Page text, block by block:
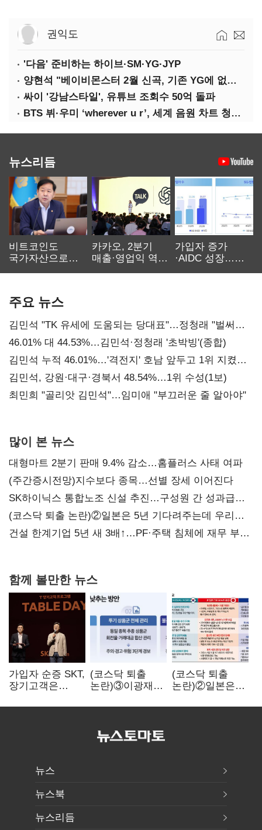
권익도
'다음' 준비하는 하이브·SM·YG·JYP
양현석 "베이비몬스터 2월 신곡, 기존 YG에 없던 노래"
싸이 '강남스타일', 유튜브 조회수 50억 돌파
BTS 뷔·우미 ‘wherever u r’, 세계 음원 차트 청신호
뉴스리듬
비트코인도
국가자산으로…'
카카오, 2분기
매출·영업익 역대
가입자 증가
·AIDC 성장…
주요 뉴스
김민석 "TK 유세에 도움되는 당대표"…정청래 "벌써
대표된 양 당직 배분"
46.01% 대 44.53%…김민석·정청래 '초박빙'(종합)
김민석 누적 46.01%…'격전지' 호남 앞두고 1위 지켰다
(2보)
김민석, 강원·대구·경북서 48.54%…1위 수성(1보)
최민희 "골리앗 김민석"…임미애 "부끄러운 줄 알아야"
많이 본 뉴스
대형마트 2분기 판매 9.4% 감소…홈플러스 사태 여파
(주간증시전망)지수보다 종목…선별 장세 이어진다
SK하이닉스 통합노조 신설 추진…구성원 간 성과급
불만 확산
(코스닥 퇴출 논란)②일본은 5년 기다려주는데 우리는
당장 퇴출?…시간만으론 부족한 코스닥 구하기
건설 한계기업 5년 새 3배↑…PF·주택 침체에 재무 부담
함께 볼만한 뉴스
가입자 순증 SKT,
장기고객은
챙긴다
(코스닥 퇴출
논란)③이광재
자동차 없애지는
(코스닥 퇴출
논란)②일본은
기다려주는데
뉴스
뉴스북
뉴스리듬